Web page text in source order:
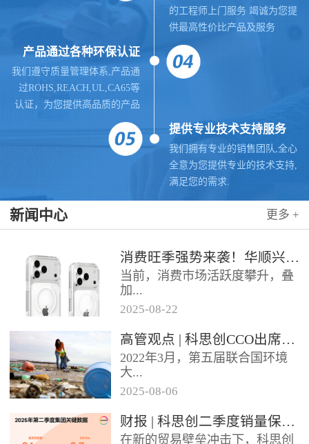
的工程师上门服务 竭诚为您提
供最高性价比产品及服务
产品通过各种环保认证
我们遵守质量管理体系, 产品通
过ROHS,REACH,UL,CA65等
认证，为您提供高品质的产品
提供专业技术支持服务
我们拥有专业的销售团队,全心
全意为您提供专业的技术支持,
满足您的需求.
新闻中心 更多 +
消费旺季强势来袭！华顺兴业携手科思创 TPU，为手机护套行业注入破局新动能，抢占市场制高点
当前，消费市场活跃度攀升，叠
加...
各类促销节点临近，手机护套行
业迎来传统销售旺季，市场对高
品质、高性能产品的需求持续走
高。华...
2025-08-22
高管观点 | 科思创CCO出席全球塑料公约大会
2022年3月，第五届联合国环境
大...
会决定成立政府间谈判委员会
（INC），计划通过5次会议在
2025-08-06
财报 | 科思创二季度销量保持稳定，但动荡环境拖累业绩
在新的贸易壁垒冲击下，科思创